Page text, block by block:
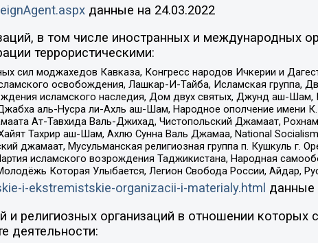
данные на 24.03.2022
в том числе иностранных и международных
террористическими:
моджахедов Кавказа, Конгресс народов Ичкерии и
освобождения, Лашкар-И-Тайба, Исламская группа,
исламского наследия, Дом двух святых, Джунд аш-
аль-Нусра ли-Ахль аш-Шам, Народное ополчение имени
Ат-Тавхида Валь-Джихад, Чистопольский Джамаат,
Тахрир аш-Шам, Ахлю Сунна Валь Джамаа, National
джамаат, Мусульманская религиозная группа п. Кушкуль г.
исламского возрождения Таджикистана, Народная
Которая Улыбается, Легион Свобода России, Айдар,
i-ekstremistskie-organizacii-i-materialy.html данные
религиозных организаций в отношении которых
деятельности: